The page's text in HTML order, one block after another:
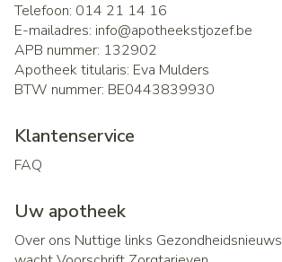
Telefoon: 014 21 14 16
E-mailadres: info@apotheekstjozef.be
APB nummer: 132902
Apotheek titularis: Eva Mulders
BTW nummer: BE0443839930
Klantenservice
FAQ
Uw apotheek
Over ons Nuttige links Gezondheidsnieuws